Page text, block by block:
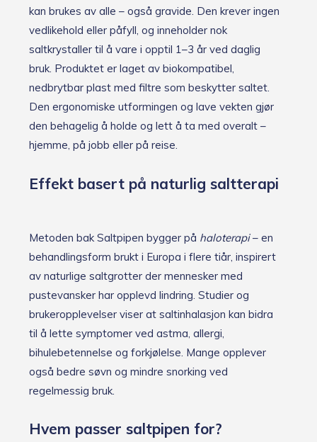
kan brukes av alle – også gravide. Den krever ingen
vedlikehold eller påfyll, og inneholder nok
saltkrystaller til å vare i opptil 1–3 år ved daglig
bruk. Produktet er laget av biokompatibel,
nedbrytbar plast med filtre som beskytter saltet.
Den ergonomiske utformingen og lave vekten gjør
den behagelig å holde og lett å ta med overalt –
hjemme, på jobb eller på reise.
Effekt basert på naturlig saltterapi
Metoden bak Saltpipen bygger på haloterapi– en
behandlingsform brukt i Europa i flere tiår, inspirert
av naturlige saltgrotter der mennesker med
pustevansker har opplevd lindring. Studier og
brukeropplevelser viser at saltinhalasjon kan bidra
til å lette symptomer ved astma, allergi,
bihulebetennelse og forkjølelse. Mange opplever
også bedre søvn og mindre snorking ved
regelmessig bruk.
Hvem passer saltpipen for?